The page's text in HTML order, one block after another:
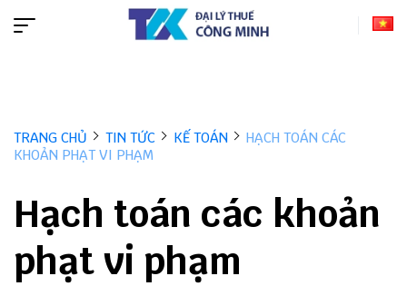
TRANG CHỦ TIN TỨC KẾ TOÁN
HẠCH TOÁN CÁC
KHOẢN PHẠT VI PHẠM
Hạch toán các khoản
phạt vi phạm